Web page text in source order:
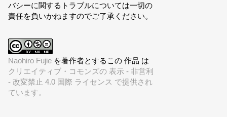
バシーに関するトラブルについては一切の
責任を負いかねますのでご了承ください。
Naohiro Fujie を著作者とするこの 作品 は
クリエイティブ・コモンズの 表示 - 非営利
- 改変禁止 4.0 国際 ライセンス で提供され
ています。